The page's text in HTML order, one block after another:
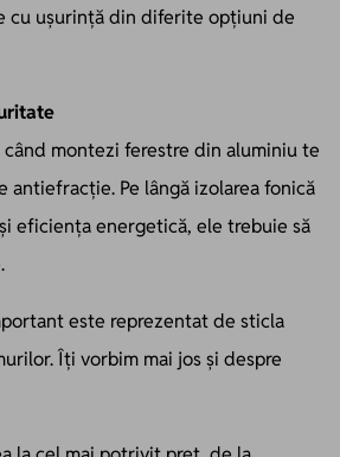
cu ușurință din diferite opțiuni de
montezi ferestre din aluminiu te
antiefracție. Pe lângă izolarea fonică
eficiența energetică, ele trebuie să
este reprezentat de sticla
Îți vorbim mai jos și despre